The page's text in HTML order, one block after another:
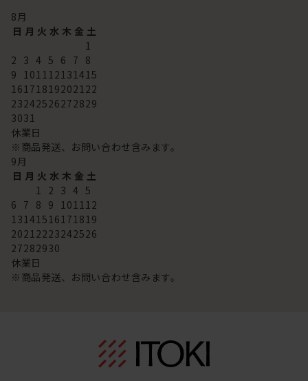
8月
日 月 火 水 木 金 土
1
2 3 4 5 6 7 8
9 101112131415
16171819202122
23242526272829
3031
休業日
※商品発送、お問い合わせ含みます。
9月
日 月 火 水 木 金 土
1 2 3 4 5
6 7 8 9 101112
13141516171819
20212223242526
27282930
休業日
※商品発送、お問い合わせ含みます。